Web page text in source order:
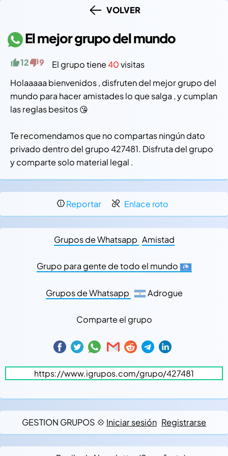
VOLVER
El mejor grupo del mundo
12 9 El grupo tiene40visitas
Holaaaaa bienvenidos , disfruten del mejor grupo del
mundo para hacer amistades lo que salga , y cumplan
las reglas besitos 😘
Te recomendamos que no compartas ningún dato
privado dentro del grupo 427481. Disfruta del grupo
y comparte solo material legal .
Reportar Enlace roto
Grupos de Whatsapp Amistad
Grupo para gente de todo el mundo
Grupos de Whatsapp Adrogue
Comparte el grupo
GESTION GRUPOS 💠 Iniciar sesión Registrarse